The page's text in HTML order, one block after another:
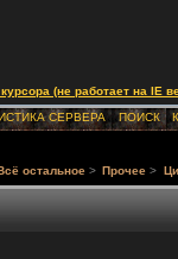
(не работает на IE
СЕРВЕРА ПОИСК
остальное > Прочее >